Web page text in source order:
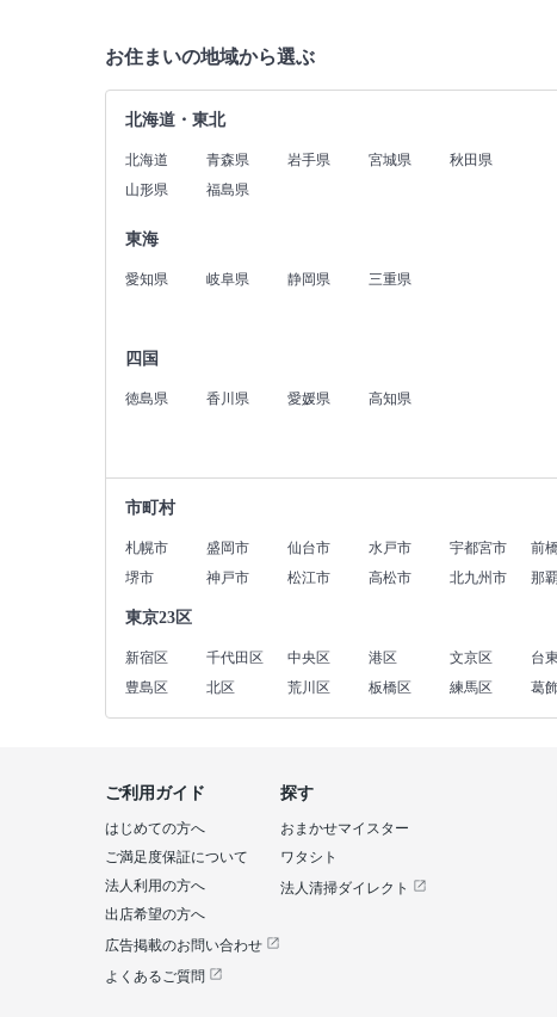
お住まいの地域から選ぶ
北海道・東北
北海道 青森県 岩手県 宮城県
秋田県
山形県
福島県
東海
愛知県 岐阜県 静岡県 三重県
四国
徳島県 香川県 愛媛県 高知県
市町村
札幌市 盛岡市 仙台市 水戸市 宇都宮市 前
堺市
神戸市 松江市 高松市 北九州市 那
東京23区
新宿区 千代田区 中央区 港区 文京区 台
豊島区
北区 荒川区 板橋区 練馬区 葛
探す
おまかせマイスター
ワタシト
法人清掃ダイレクト
ご利用ガイド
はじめての方へ
ご満足度保証について
法人利用の方へ
出店希望の方へ
広告掲載のお問い合わせ
よくあるご質問